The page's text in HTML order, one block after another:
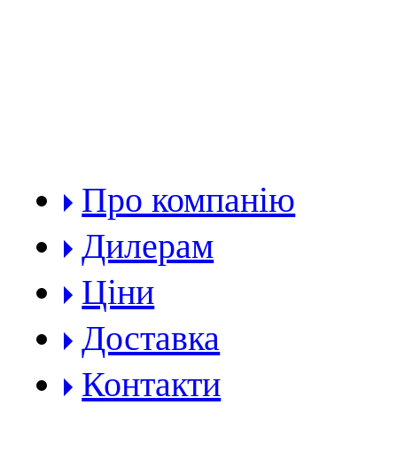
Про компанію
Дилерам
Ціни
Доставка
Контакти